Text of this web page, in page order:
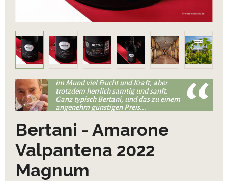
im Mund viel Frucht und Kraft, aber
trotzdem herrlich samtig und sanft.
Ganz typisch Bertani, und das zu einem
angenehm günstigen Preis...
Bertani - Amarone
Valpantena 2022
Magnum